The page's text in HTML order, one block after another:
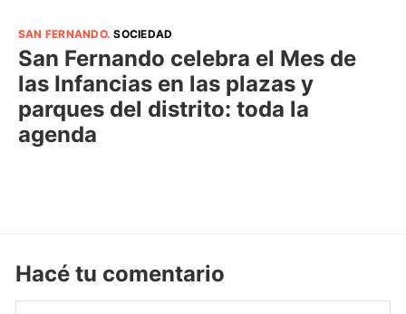
SAN FERNANDO.SOCIEDAD
San Fernando celebra el Mes de
las Infancias en las plazas y
parques del distrito: toda la
agenda
Hacé tu comentario